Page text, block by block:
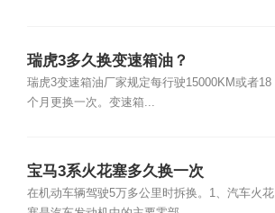
瑞虎3多久换变速箱油？
瑞虎3变速箱油厂家规定每行驶15000KM或者18
个月更换一次。变速箱...
宝马3系火花塞多久换一次
在机动车辆驾驶5万多公里时拆换。1、汽车火花